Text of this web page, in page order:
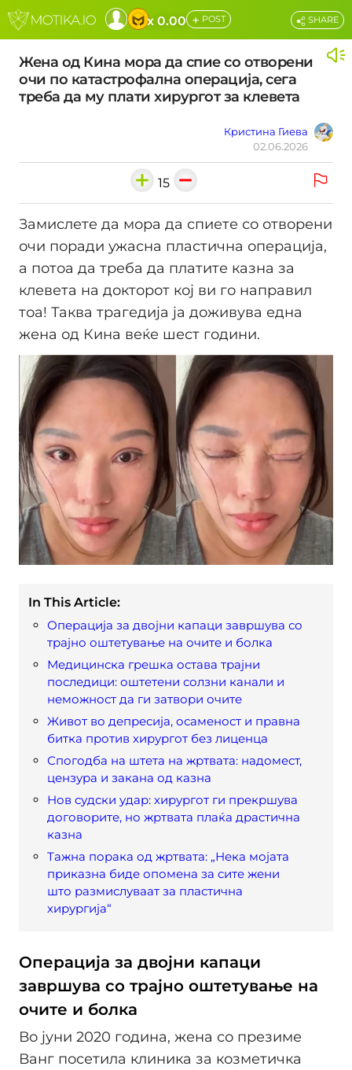
x 0.00 + POST
Жена од Кина мора да спие со отворени
очи по катастрофална операција, сега
треба да му плати хирургот за клевета
Кристина Гиева
02.06.2026
SHARE
15
Замислете да мора да спиете со отворени
очи поради ужасна пластична операција,
а потоа да треба да платите казна за
клевета на докторот кој ви го направил
тоа! Таква трагедија ја доживува една
жена од Кина веќе шест години.
In This Article:
Операција за двојни капаци завршува со
трајно оштетување на очите и болка
Медицинска грешка остава трајни
последици: оштетени солзни канали и
неможност да ги затвори очите
Живот во депресија, осаменост и правна
битка против хирургот без лиценца
Спогодба на штета на жртвата: надомест,
цензура и закана од казна
Нов судски удар: хирургот ги прекршува
договорите, но жртвата плаќа драстична
казна
Тажна порака од жртвата: „Нека мојата
приказна биде опомена за сите жени
што размислуваат за пластична
хирургија“
Операција за двојни капаци
завршува со трајно оштетување на
очите и болка
Во јуни 2020 година, жена со презиме
Ванг посетила клиника за козметичка